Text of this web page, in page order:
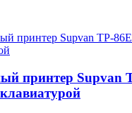
принтер Supvan